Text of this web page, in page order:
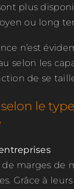
plus
ou long
n’est
selon les
de se
le type
de marges de
Grâce à